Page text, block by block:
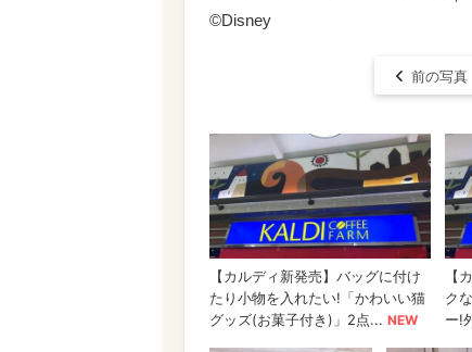
©Disney
前の写真